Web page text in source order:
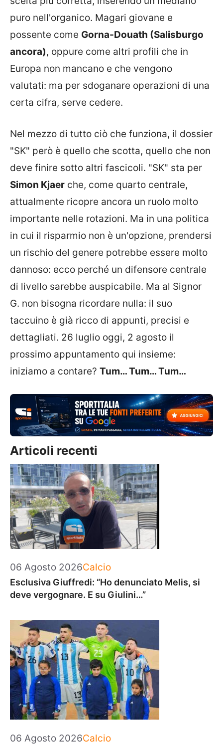
puro nell'organico. Magari giovane e
possente come Gorna-Douath (Salisburgo
ancora), oppure come altri profili che in
Europa non mancano e che vengono
valutati: ma per sdoganare operazioni di una
certa cifra, serve cedere.
Nel mezzo di tutto ciò che funziona, il dossier
"SK" però è quello che scotta, quello che non
deve finire sotto altri fascicoli. "SK" sta per
Simon Kjaer che, come quarto centrale,
attualmente ricopre ancora un ruolo molto
importante nelle rotazioni. Ma in una politica
in cui il risparmio non è un'opzione, prendersi
un rischio del genere potrebbe essere molto
dannoso: ecco perché un difensore centrale
di livello sarebbe auspicabile. Ma al Signor
G. non bisogna ricordare nulla: il suo
taccuino è già ricco di appunti, precisi e
dettagliati. 26 luglio oggi, 2 agosto il
prossimo appuntamento qui insieme:
iniziamo a contare? Tum… Tum… Tum…
Articoli recenti
06 Agosto 2026Categorie
Calcio
Esclusiva Giuffredi: “Ho denunciato Melis, si
deve vergognare. E su Giulini…”
06 Agosto 2026Categorie
Calcio